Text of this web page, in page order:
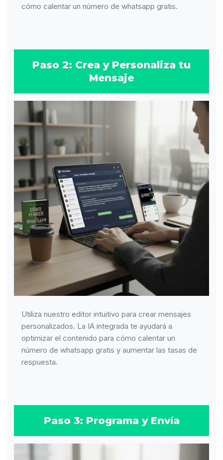
cómo calentar un número de whatsapp gratis.
Paso 2: Crea y Personaliza tu
Mensaje
Utiliza nuestro editor intuitivo para crear mensajes
personalizados. La IA integrada te ayudará a
optimizar el contenido para cómo calentar un
número de whatsapp gratis y aumentar las tasas de
respuesta.
Paso 3: Programa y Envía